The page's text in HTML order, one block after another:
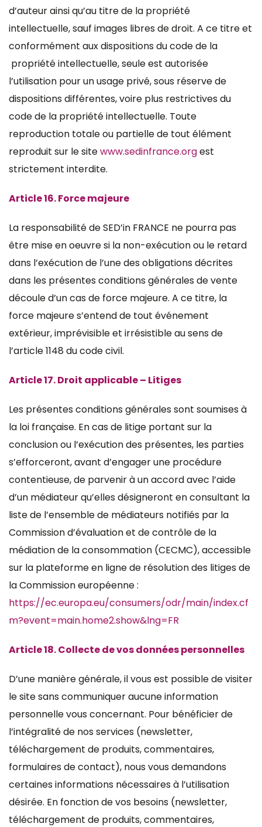
d’auteur ainsi qu’au titre de la propriété
intellectuelle, sauf images libres de droit. A ce titre et
conformément aux dispositions du code de la
propriété intellectuelle, seule est autorisée
l’utilisation pour un usage privé, sous réserve de
dispositions différentes, voire plus restrictives du
code de la propriété intellectuelle. Toute
reproduction totale ou partielle de tout élément
reproduit sur le sitewww.sedinfrance.orgest
strictement interdite.
Article 16. Force majeure
La responsabilité de SED’in FRANCE ne pourra pas
être mise en oeuvre si la non-exécution ou le retard
dans l’exécution de l’une des obligations décrites
dans les présentes conditions générales de vente
découle d’un cas de force majeure. A ce titre, la
force majeure s’entend de tout événement
extérieur, imprévisible et irrésistible au sens de
l’article 1148 du code civil.
Article 17. Droit applicable – Litiges
Les présentes conditions générales sont soumises à
la loi française. En cas de litige portant sur la
conclusion ou l’exécution des présentes, les parties
s’efforceront, avant d’engager une procédure
contentieuse, de parvenir à un accord avec l’aide
d’un médiateur qu’elles désigneront en consultant la
liste de l’ensemble de médiateurs notifiés par la
Commission d’évaluation et de contrôle de la
médiation de la consommation (CECMC), accessible
sur la plateforme en ligne de résolution des litiges de
la Commission européenne :
https://ec.europa.eu/consumers/odr/main/index.cf
m?event=main.home2.show&lng=FR
Article 18. Collecte de vos données personnelles
D’une manière générale, il vous est possible de visiter
le site sans communiquer aucune information
personnelle vous concernant. Pour bénéficier de
l’intégralité de nos services (newsletter,
téléchargement de produits, commentaires,
formulaires de contact), nous vous demandons
certaines informations nécessaires à l’utilisation
désirée. En fonction de vos besoins (newsletter,
téléchargement de produits, commentaires,